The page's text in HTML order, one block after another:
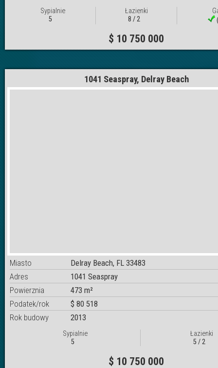
Sypialnie
5
Łazienki
8 / 2
$ 10 750 000
1041 Seaspray, Delray Beach
Miasto
Delray Beach, FL 33483
Adres
1041 Seaspray
Powierznia
473 m²
Podatek/rok
$ 80 518
Rok budowy
2013
Sypialnie
5
Łazienki
5 / 2
$ 10 750 000